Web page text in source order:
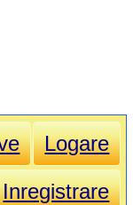
Logare
Inregistrare